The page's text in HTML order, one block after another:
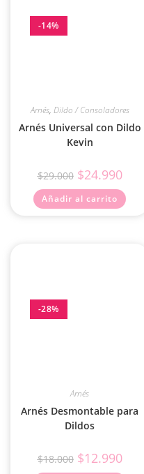
-14%
Arnés, Dildo / Consoladores
Arnés Universal con Dildo
Kevin
$29.000 $24.990
Añadir al carrito
-28%
Arnés
Arnés Desmontable para
Dildos
$18.000 $12.990